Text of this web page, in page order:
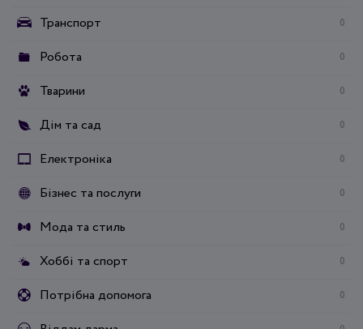
Транспорт 0
Робота 0
Тварини 0
Дім та сад 0
Електроніка 0
Бізнес та послуги 0
Мода та стиль 0
Хоббі та спорт 0
Потрібна допомога 0